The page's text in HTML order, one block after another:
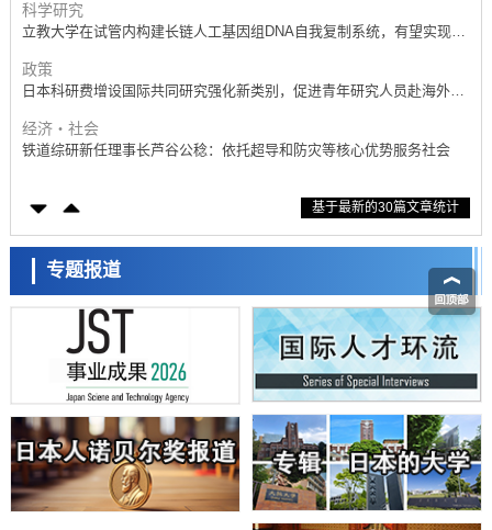
科学研究
立教大学在试管内构建长链人工基因组DNA自我复制系统，有望实现携
政策
日本科研费增设国际共同研究强化新类别，促进青年研究人员赴海外开
经济・社会
铁道综研新任理事长芦谷公稔：依托超导和防灾等核心优势服务社会
东京大学通过叶绿体基因组编辑技术强化碳固定酶，成功提高光合作用
科学研究
藤田医科大学等成功鉴定出非结核分枝杆菌生存的必需基因，首次揭示
该基因的必要性因菌株而异
经济・社会
【AI法下篇】如何应对AI的不可控性——中央大学平野晋教授专访
科学研究
日本学术会议：为保持土壤健康应采取哪些措施？探讨土壤保护与强化
的具体对策
科学研究
大阪大学开发基于水氢键网络的温度预测新方法，AI从分子排列信息中
高精度解读
经济・社会
【AI法上篇】如何对“将人生交给AI”保持危机感——中央大学平野晋教
基于最新的30篇文章统计
专题报道